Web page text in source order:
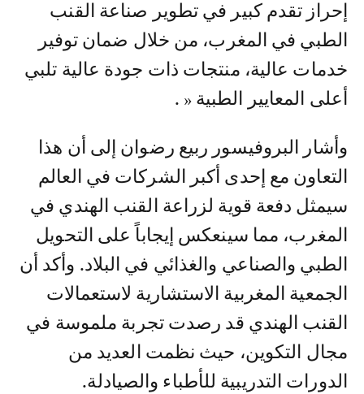
إحراز تقدم كبير في تطوير صناعة القنب
الطبي في المغرب، من خلال ضمان توفير
خدمات عالية، منتجات ذات جودة عالية تلبي
أعلى المعايير الطبية « .
وأشار البروفيسور ربيع رضوان إلى أن هذا
التعاون مع إحدى أكبر الشركات في العالم
سيمثل دفعة قوية لزراعة القنب الهندي في
المغرب، مما سينعكس إيجاباً على التحويل
الطبي والصناعي والغذائي في البلاد. وأكد أن
الجمعية المغربية الاستشارية لاستعمالات
القنب الهندي قد رصدت تجربة ملموسة في
مجال التكوين، حيث نظمت العديد من
الدورات التدريبية للأطباء والصيادلة.